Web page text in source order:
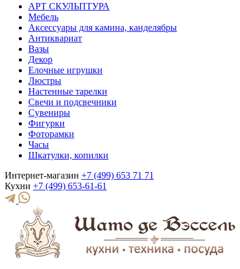
АРТ СКУЛЬПТУРА
Мебель
Аксессуары для камина, канделябры
Антиквариат
Вазы
Декор
Елочные игрушки
Люстры
Настенные тарелки
Свечи и подсвечники
Сувениры
Фигурки
Фоторамки
Часы
Шкатулки, копилки
Интернет-магазин +7 (499) 653 71 71
Кухни +7 (499) 653-61-61